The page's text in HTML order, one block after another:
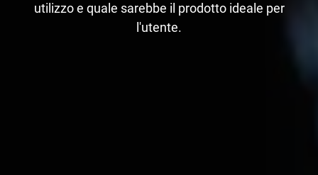
utilizzo e quale sarebbe il prodotto ideale per
l'utente.